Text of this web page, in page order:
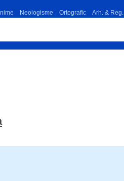
Neologisme Ortografic Arh. & Reg.